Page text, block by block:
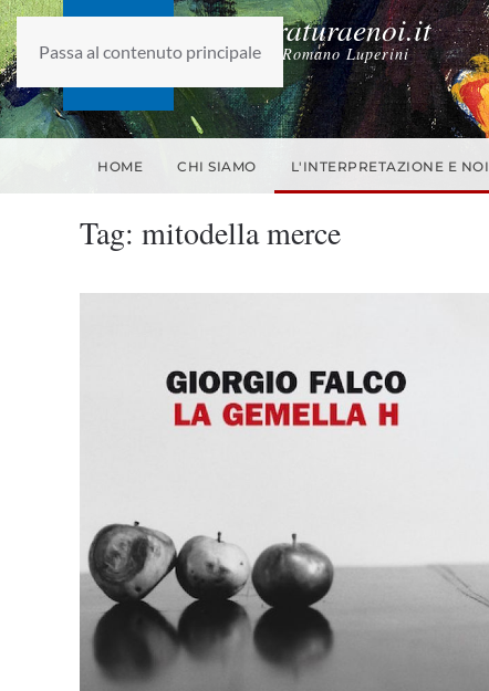
Passa al contenuto principale
laletteraturaenoi.it
fondato da Romano Luperini
HOME CHI SIAMO L'INTERPRETAZIONE E NOI
Tag: mitodella merce